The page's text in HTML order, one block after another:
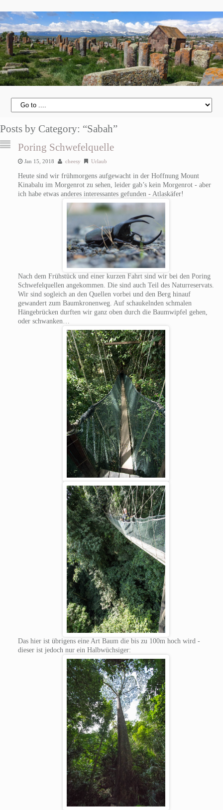
Posts by Category: “Sabah”
Poring Schwefelquelle
Jan 15, 2018 cheesy Urlaub
Heute sind wir frühmorgens aufgewacht in der Hoffnung Mount
Kinabalu im Morgenrot zu sehen, leider gab’s kein Morgenrot - aber
ich habe etwas anderes interessantes gefunden - Atlaskäfer!
Nach dem Frühstück und einer kurzen Fahrt sind wir bei den Poring
Schwefelquellen angekommen. Die sind auch Teil des Naturreservats.
Wir sind sogleich an den Quellen vorbei und den Berg hinauf
gewandert zum Baumkronenweg. Auf schaukelnden schmalen
Hängebrücken durften wir ganz oben durch die Baumwipfel gehen,
oder schwanken…
Das hier ist übrigens eine Art Baum die bis zu 100m hoch wird -
dieser ist jedoch nur ein Halbwüchsiger: